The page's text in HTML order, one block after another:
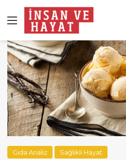
Menü
Gıda Analiz Sağlıklı Hayat